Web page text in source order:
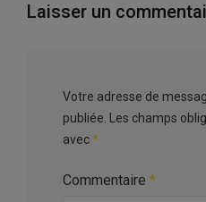
Laisser un
Votre adresse de
publiée.
Les champs
avec*
Commentaire *